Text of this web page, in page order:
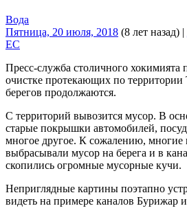
Вода
Пятница, 20 июля, 2018 (8 лет назад) |
EC
Пресс-служба столичного хокимията
очистке протекающих по
берегов продолжаются.
С территорий вывозится мусор. В
старые покрышки автомобилей,
многое другое. К сожалению, многие
выбрасывали мусор на берега и в
скопились огромные мусорные кучи.
Неприглядные картины поэтапно
видеть на примере каналов Бурижар